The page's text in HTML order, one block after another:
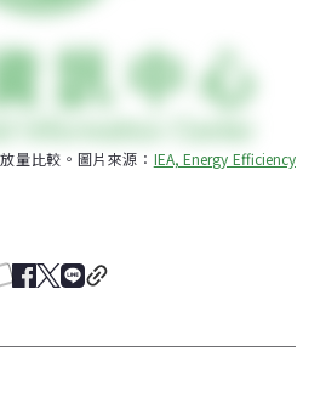
量比較。圖片來源： IEA, Energy Efficiency